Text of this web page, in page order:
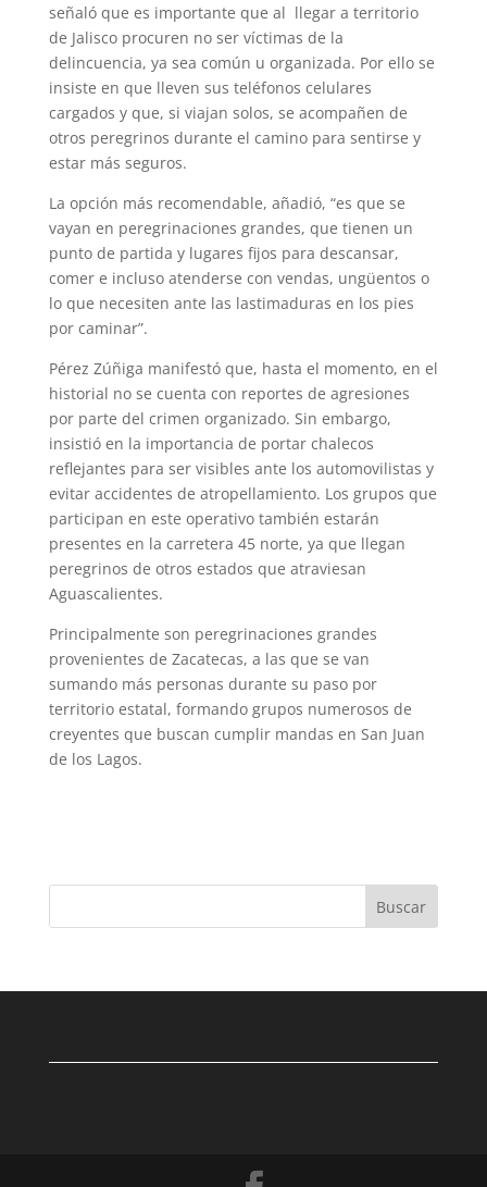
señaló que es importante que al llegar a territorio
de Jalisco procuren no ser víctimas de la
delincuencia, ya sea común u organizada. Por ello se
insiste en que lleven sus teléfonos celulares
cargados y que, si viajan solos, se acompañen de
otros peregrinos durante el camino para sentirse y
estar más seguros.
La opción más recomendable, añadió, “es que se
vayan en peregrinaciones grandes, que tienen un
punto de partida y lugares fijos para descansar,
comer e incluso atenderse con vendas, ungüentos o
lo que necesiten ante las lastimaduras en los pies
por caminar”.
Pérez Zúñiga manifestó que, hasta el momento, en el
historial no se cuenta con reportes de agresiones
por parte del crimen organizado. Sin embargo,
insistió en la importancia de portar chalecos
reflejantes para ser visibles ante los automovilistas y
evitar accidentes de atropellamiento. Los grupos que
participan en este operativo también estarán
presentes en la carretera 45 norte, ya que llegan
peregrinos de otros estados que atraviesan
Aguascalientes.
Principalmente son peregrinaciones grandes
provenientes de Zacatecas, a las que se van
sumando más personas durante su paso por
territorio estatal, formando grupos numerosos de
creyentes que buscan cumplir mandas en San Juan
de los Lagos.
Buscar